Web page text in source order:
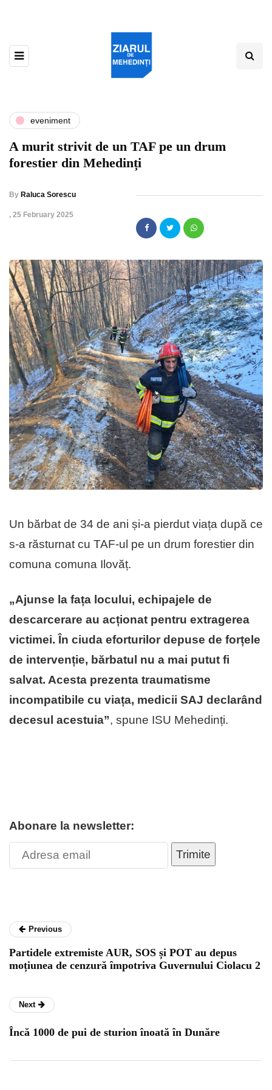
eveniment
A murit strivit de un TAF pe un drum
forestier din Mehedinți
By Raluca Sorescu
, 25 February 2025
Un bărbat de 34 de ani și-a pierdut viața după ce
s-a răsturnat cu TAF-ul pe un drum forestier din
comuna comuna Ilovăț.
„Ajunse la fața locului, echipajele de
descarcerare au acționat pentru extragerea
victimei. În ciuda eforturilor depuse de forțele
de intervenție, bărbatul nu a mai putut fi
salvat. Acesta prezenta traumatisme
incompatibile cu viața, medicii SAJ declarând
decesul acestuia”, spune ISU Mehedinți.
Abonare la newsletter:
Trimite
Previous
Partidele extremiste AUR, SOS și POT au depus
moțiunea de cenzură împotriva Guvernului Ciolacu 2
Next
Încă 1000 de pui de sturion înoată în Dunăre